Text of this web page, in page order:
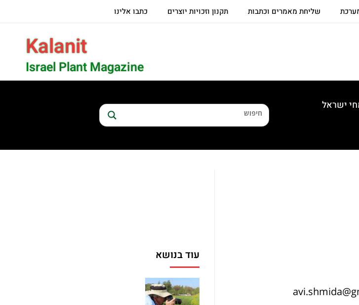
שליחת מאמרים וכתבות תקנון וזכויות יוצרים כתבו אלינו
Kalanit
Israel Plant Magazine
ישראל
עוד בנושא